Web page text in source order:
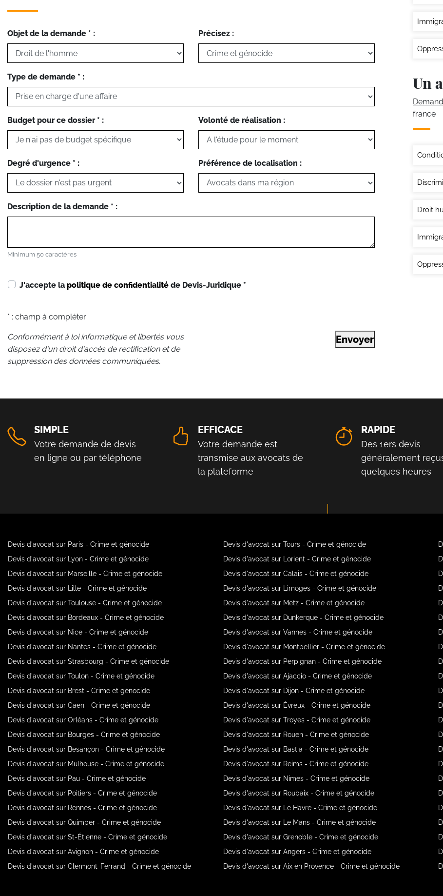
Objet de la demande * : Précisez :
Type de demande * :
Budget pour ce dossier * : Volonté de réalisation :
Degré d'urgence * : Préférence de localisation :
Description de la demande * :
Minimum 50 caractères
J'accepte la politique de confidentialité de Devis-Juridique *
* : champ à compléter
Conformément à loi informatique et libertés vous
disposez d'un droit d'accès de rectification et de
suppression des données communiquées.
Envoyer
Un
france
Droit
SIMPLE
Votre demande de devis
en ligne ou par téléphone
EFFICACE
Votre demande est
transmise aux avocats de
la plateforme
RAPIDE
Des 1ers devis
généralement
quelques heures
Devis d'avocat sur Paris - Crime et génocide
Devis d'avocat sur Lyon - Crime et génocide
Devis d'avocat sur Marseille - Crime et génocide
Devis d'avocat sur Lille - Crime et génocide
Devis d'avocat sur Toulouse - Crime et génocide
Devis d'avocat sur Bordeaux - Crime et génocide
Devis d'avocat sur Nice - Crime et génocide
Devis d'avocat sur Nantes - Crime et génocide
Devis d'avocat sur Strasbourg - Crime et génocide
Devis d'avocat sur Toulon - Crime et génocide
Devis d'avocat sur Brest - Crime et génocide
Devis d'avocat sur Caen - Crime et génocide
Devis d'avocat sur Orléans - Crime et génocide
Devis d'avocat sur Bourges - Crime et génocide
Devis d'avocat sur Besançon - Crime et génocide
Devis d'avocat sur Mulhouse - Crime et génocide
Devis d'avocat sur Pau - Crime et génocide
Devis d'avocat sur Poitiers - Crime et génocide
Devis d'avocat sur Rennes - Crime et génocide
Devis d'avocat sur Quimper - Crime et génocide
Devis d'avocat sur St-Étienne - Crime et génocide
Devis d'avocat sur Avignon - Crime et génocide
Devis d'avocat sur Clermont-Ferrand - Crime et génocide
Devis d'avocat sur Tours - Crime et génocide
Devis d'avocat sur Lorient - Crime et génocide
Devis d'avocat sur Calais - Crime et génocide
Devis d'avocat sur Limoges - Crime et génocide
Devis d'avocat sur Metz - Crime et génocide
Devis d'avocat sur Dunkerque - Crime et génocide
Devis d'avocat sur Vannes - Crime et génocide
Devis d'avocat sur Montpellier - Crime et génocide
Devis d'avocat sur Perpignan - Crime et génocide
Devis d'avocat sur Ajaccio - Crime et génocide
Devis d'avocat sur Dijon - Crime et génocide
Devis d'avocat sur Évreux - Crime et génocide
Devis d'avocat sur Troyes - Crime et génocide
Devis d'avocat sur Rouen - Crime et génocide
Devis d'avocat sur Bastia - Crime et génocide
Devis d'avocat sur Reims - Crime et génocide
Devis d'avocat sur Nimes - Crime et génocide
Devis d'avocat sur Roubaix - Crime et génocide
Devis d'avocat sur Le Havre - Crime et génocide
Devis d'avocat sur Le Mans - Crime et génocide
Devis d'avocat sur Grenoble - Crime et génocide
Devis d'avocat sur Angers - Crime et génocide
Devis d'avocat sur Aix en Provence - Crime et génocide